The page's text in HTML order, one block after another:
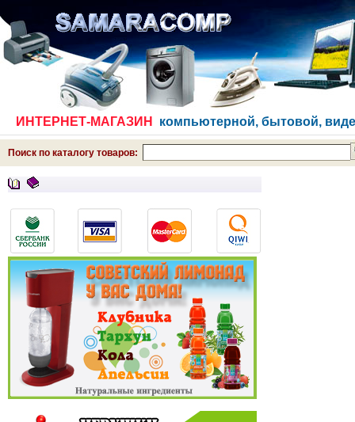
ИНТЕРНЕТ-МАГАЗИН компьютерной, бытовой,
Поиск по каталогу товаров: